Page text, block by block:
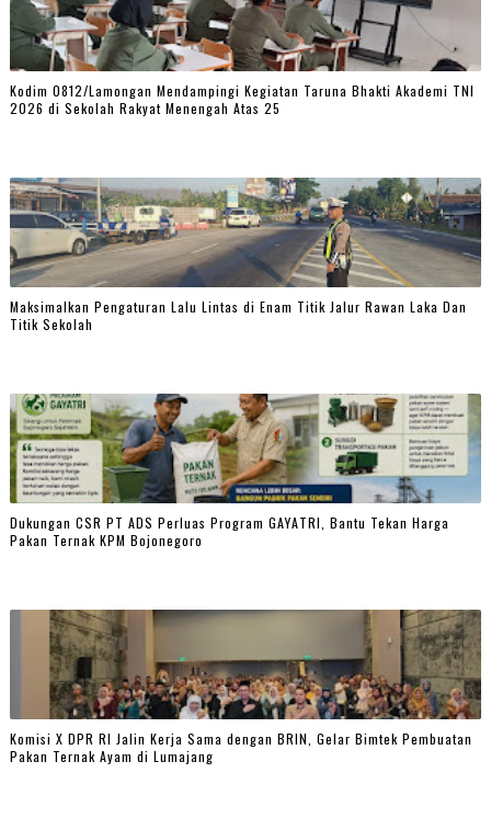
Kodim 0812/Lamongan Mendampingi Kegiatan Taruna Bhakti Akademi TNI
2026 di Sekolah Rakyat Menengah Atas 25
Maksimalkan Pengaturan Lalu Lintas di Enam Titik Jalur Rawan Laka Dan
Titik Sekolah
Dukungan CSR PT ADS Perluas Program GAYATRI, Bantu Tekan Harga
Pakan Ternak KPM Bojonegoro
Komisi X DPR RI Jalin Kerja Sama dengan BRIN, Gelar Bimtek Pembuatan
Pakan Ternak Ayam di Lumajang